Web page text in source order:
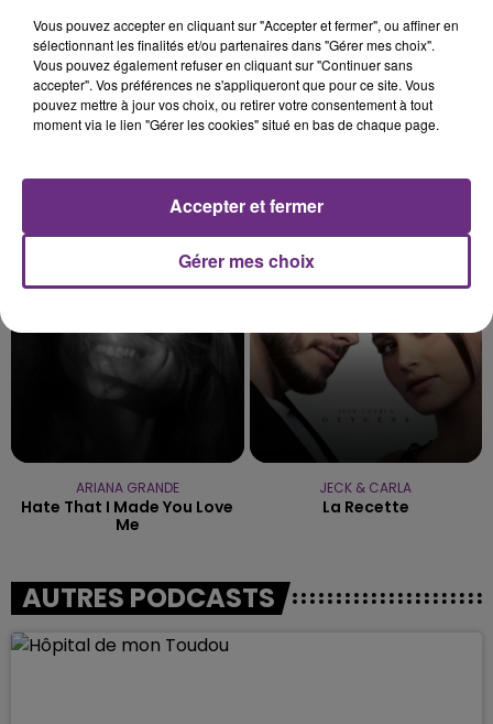
Hey There Delilah
ARIANA GRANDE
Hate That I Made You Love
Me
20h55
20h55
JECK & CARLA
La Recette
AUTRES PODCASTS
Vous pouvez accepter en cliquant sur "Accepter et fermer", ou affiner en
sélectionnant les finalités et/ou partenaires dans "Gérer mes choix".
Vous pouvez également refuser en cliquant sur "Continuer sans
accepter". Vos préférences ne s'appliqueront que pour ce site. Vous
pouvez mettre à jour vos choix, ou retirer votre consentement à tout
moment via le lien "Gérer les cookies" situé en bas de chaque page.
Gérer mes choix
Accepter et fermer